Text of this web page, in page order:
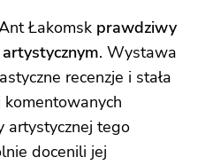
Łakomsk prawdziwy
. Wystawa
recenzje i stała
artystycznej tego
docenili jej